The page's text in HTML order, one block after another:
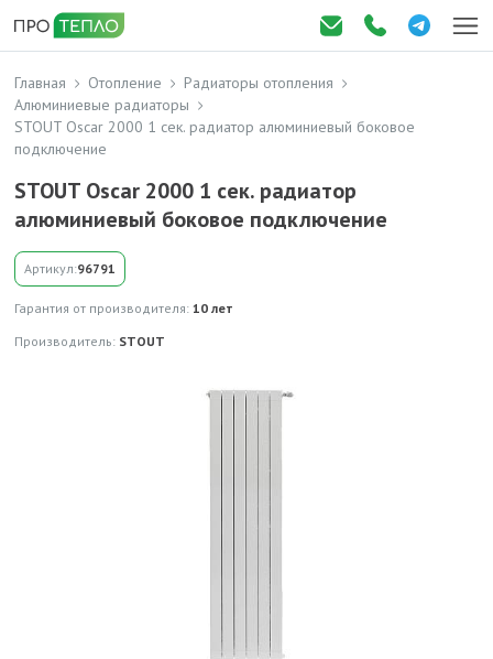
Главная Отопление
Радиаторы отопления
Алюминиевые радиаторы
STOUT Oscar 2000 1 сек. радиатор алюминиевый боковое
подключение
STOUT Oscar 2000 1 сек. радиатор
алюминиевый боковое подключение
Артикул:96791
Гарантия от производителя: 10 лет
Производитель: STOUT